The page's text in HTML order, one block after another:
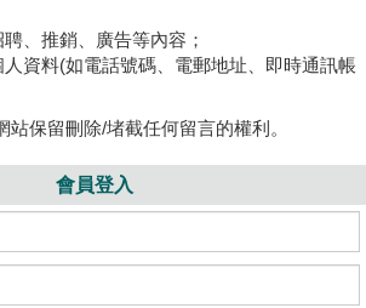
、推銷、廣告等內容；
資料(如電話號碼、電郵地址、即時通訊帳
保留刪除/堵截任何留言的權利。
會員登入